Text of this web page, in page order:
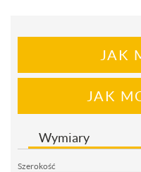
JAK
JAK
Wymiary
Szerokość